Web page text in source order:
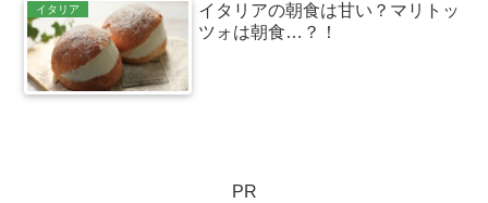
イタリア
イタリアの朝食は甘い？マリトッ
ツォは朝食…？！
PR